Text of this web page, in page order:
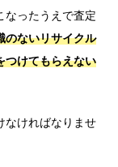
なったうえで査定
のないリサイクル
つけてもらえない
なければなりませ